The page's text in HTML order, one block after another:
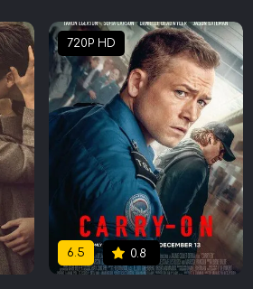
720P HD
6.5 0.8